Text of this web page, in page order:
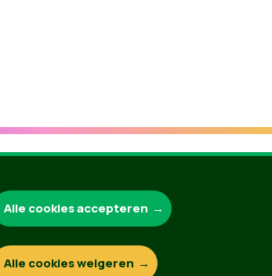
Groen.be
Alle cookies accepteren
Alle cookies weigeren